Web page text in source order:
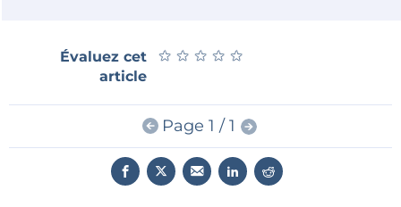
utilisation prolongée pendant quelques heures ou
une journée entière.
Évaluez cet
article
★ ★ ★ ★ ★
★ ★ ★ ★ ★
Page 1 / 1